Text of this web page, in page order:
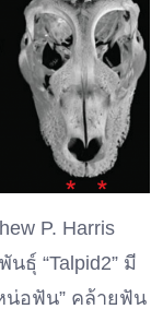
P. Harris
ธุ์ “Talpid2” มี
น่อฟัน” คล้ายฟัน